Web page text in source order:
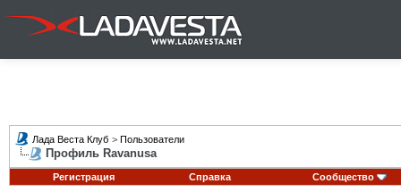
Лада Веста Клуб > Пользователи
Профиль Ravanusa
Регистрация Справка Сообщество